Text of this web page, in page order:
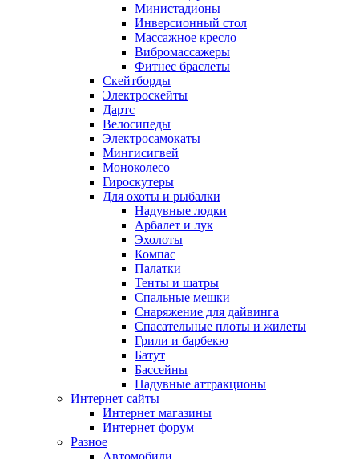
Министадионы
Инверсионный стол
Массажное кресло
Вибромассажеры
Фитнес браслеты
Скейтборды
Электроскейты
Дартс
Велосипеды
Электросамокаты
Мингисигвей
Моноколесо
Гироскутеры
Для охоты и рыбалки
Надувные лодки
Арбалет и лук
Эхолоты
Компас
Палатки
Тенты и шатры
Спальные мешки
Снаряжение для дайвинга
Спасательные плоты и жилеты
Грили и барбекю
Батут
Бассейны
Надувные аттракционы
Интернет сайты
Интернет магазины
Интернет форум
Разное
Автомобили